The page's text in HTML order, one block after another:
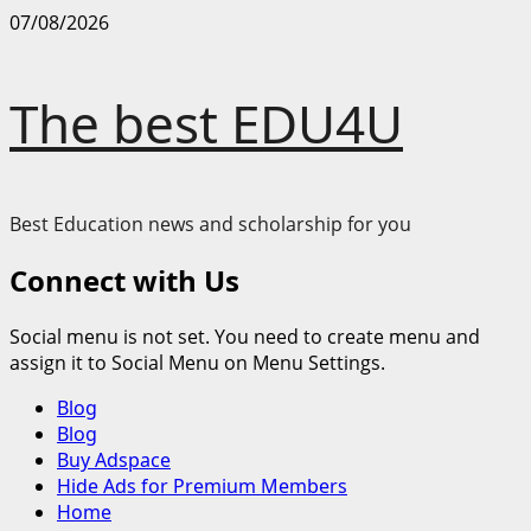
Skip
07/08/2026
The best EDU4U
Best Education news and scholarship for you
Connect with Us
Social menu is not set. You need to create menu and
assign it to Social Menu on Menu Settings.
Primary
Menu
Blog
Blog
Buy Adspace
Hide Ads for Premium Members
Home